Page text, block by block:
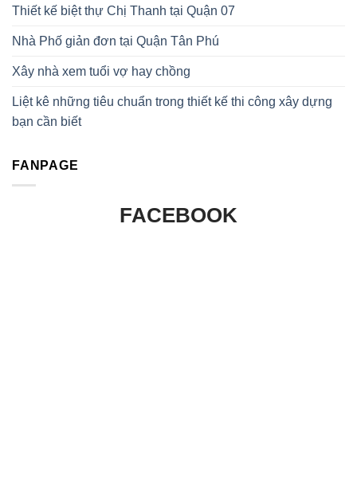
Thiết kế biệt thự Chị Thanh tại Quận 07
Nhà Phố giản đơn tại Quận Tân Phú
Xây nhà xem tuổi vợ hay chồng
Liệt kê những tiêu chuẩn trong thiết kế thi công xây dựng
bạn cần biết
FANPAGE
FACEBOOK